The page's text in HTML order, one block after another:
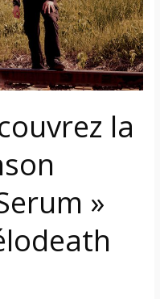
la
»